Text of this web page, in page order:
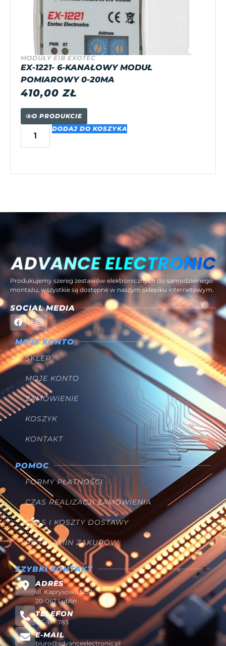
MODUŁY EIB EXOTEC
EX-1221- 6-KANAŁOWY MODUŁ
POMIAROWY 0-20MA
410,00ZŁ
O PRODUKCIE
DODAJ DO KOSZYKA
Produkujemy szereg zestawów elektronicznych do samodzielnego
montażu, wszystkie są dostępne w naszym sklepiku internetowym.
SOCIAL MEDIA
MOJE KONTO
SKLEP
MOJE KONTO
ZAMÓWIENIE
KOSZYK
KONTAKT
POMOC
FORMY PŁATNOŚCI
CZAS REALIZACJI ZAMÓWIENIA
CZAS I KOSZTY DOSTAWY
REGULAMIN ZAKUPÓW
SZYBKI KONTAKT
ADRES
ul. Kaprysowa 5/57
20-067 Lublin
TELEFON
515-141-783
E-MAIL
biuro@advanceelectronic.pl